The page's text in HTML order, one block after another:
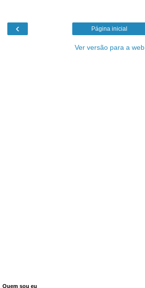
‹ Página inicial
Ver versão para a web
Quem sou eu